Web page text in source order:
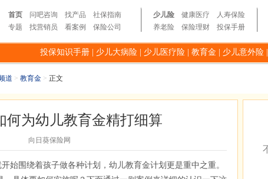
首页 问吧咨询 找产品
社保指南
专题
找营销员 看案例 保险公司
少儿险 健康医疗
人寿保险
养老险
保险理财 投保手册
投保知识手册 少儿大病险 少儿医疗险 教育金 少儿意外险
道 > 教育金 > 正文
何为幼儿教育金精打细算
向日葵保险网
始围绕着孩子做各种计划，幼儿教育金计划更是重中之重。